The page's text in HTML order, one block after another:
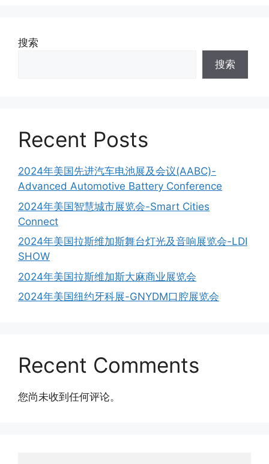
搜索
搜索
Recent Posts
2024年美国先进汽车电池展及会议(AABC)-
Advanced Automotive Battery Conference
2024年美国智慧城市展览会-Smart Cities
Connect
2024年美国拉斯维加斯舞台灯光及音响展览会-LDI
SHOW
2024年美国拉斯维加斯大麻商业展览会
2024年美国纽约牙科展-GNYDM口腔展览会
Recent Comments
您尚未收到任何评论。